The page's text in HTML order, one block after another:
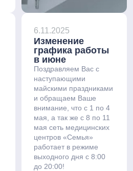
6.11.2025
Изменение
графика работы
в июне
Поздравляем Вас с
наступающими
майскими праздниками
и обращаем Ваше
внимание, что с 1 по 4
мая, а так же с 8 по 11
мая сеть медицинских
центров «Семья»
работает в режиме
выходного дня с 8:00
до 20:00!